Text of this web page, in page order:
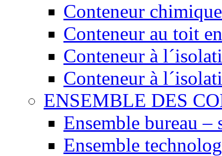
Conteneur chimique
Conteneur au toit
Conteneur à
Conteneur à
ENSEMBLE DES
Ensemble bureau –
Ensemble